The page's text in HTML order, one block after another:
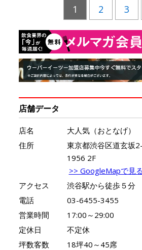
1 2 3
店舗データ
店名
大人気（おとなげ）
住所
東京都渋谷区道玄
1956 2F
>> GoogleMapで見る
アクセス
渋谷駅から徒歩５分
電話
03-6455-3455
営業時間
17:00～29:00
定休日
不定休
坪数客数
18坪40～45席